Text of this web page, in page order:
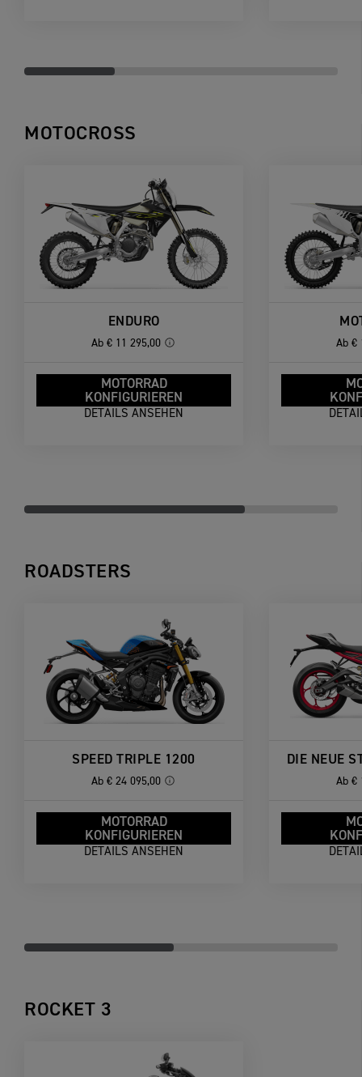
MOTOCROSS
ENDURO
Ab € 11 295,00
MOTORRAD
KONFIGURIEREN
DETAILS ANSEHEN
Ab €
ROADSTERS
SPEED TRIPLE 1200
Ab € 24 095,00
MOTORRAD
KONFIGURIEREN
DETAILS ANSEHEN
DIE NEUE
Ab €
ROCKET 3